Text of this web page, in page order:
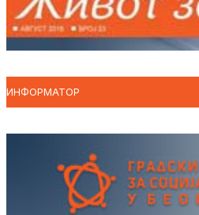
ИНФОРМАТОР